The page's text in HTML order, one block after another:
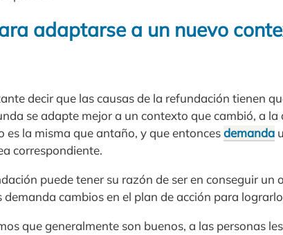
adaptarse a un nuevo
decir que las causas de la refundación tienen
se adapte mejor a un contexto que cambió, a la
es la misma que antaño, y que entoncesdemanda
correspondiente.
puede tener su razón de ser en conseguir un
cambios en el plan de acción para
que generalmente son buenos, a las personas